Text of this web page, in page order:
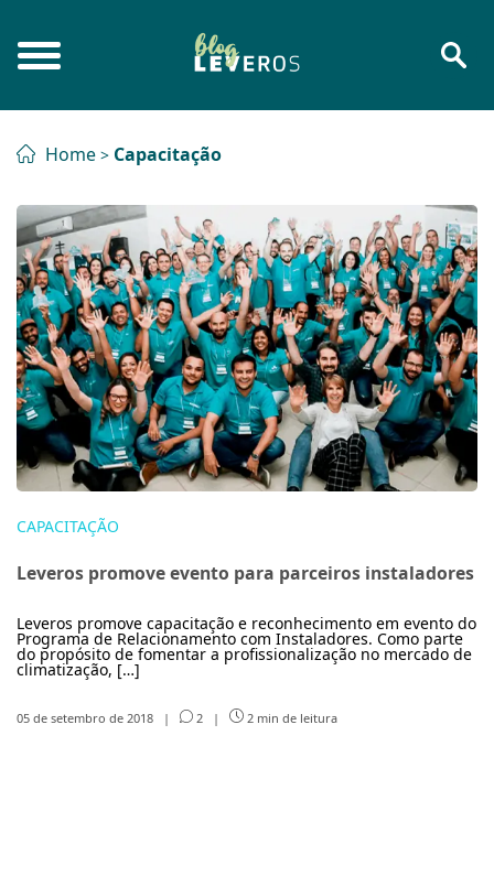
Home > Capacitação
CAPACITAÇÃO
Leveros promove evento para parceiros instaladores
Leveros promove capacitação e reconhecimento em evento do
Programa de Relacionamento com Instaladores. Como parte
do propósito de fomentar a profissionalização no mercado de
climatização, […]
05 de setembro de 2018 | 2 | 2 min de leitura